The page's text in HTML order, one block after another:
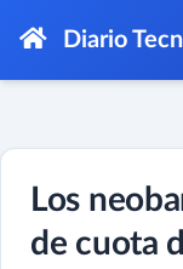
Diario
Los
de cuota